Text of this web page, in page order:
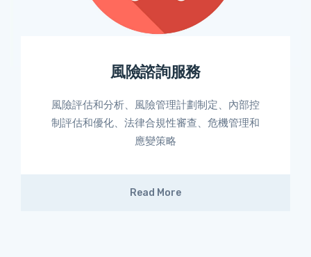
風險諮詢服務
風險評估和分析、風險管理計劃制定、內部控
制評估和優化、法律合規性審查、危機管理和
應變策略
Read More